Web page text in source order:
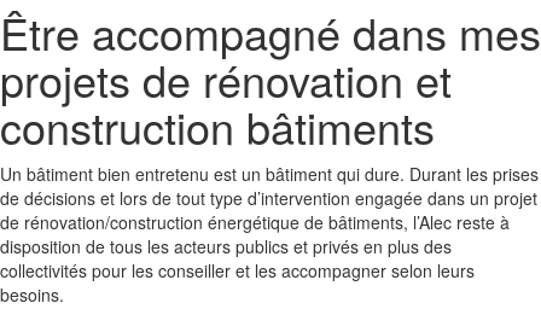
Être accompagné dans mes
projets de rénovation et
construction bâtiments
Un bâtiment bien entretenu est un bâtiment qui dure. Durant les prises
de décisions et lors de tout type d’intervention engagée dans un projet
de rénovation/construction énergétique de bâtiments, l’Alec reste à
disposition de tous les acteurs publics et privés en plus des
collectivités pour les conseiller et les accompagner selon leurs
besoins.